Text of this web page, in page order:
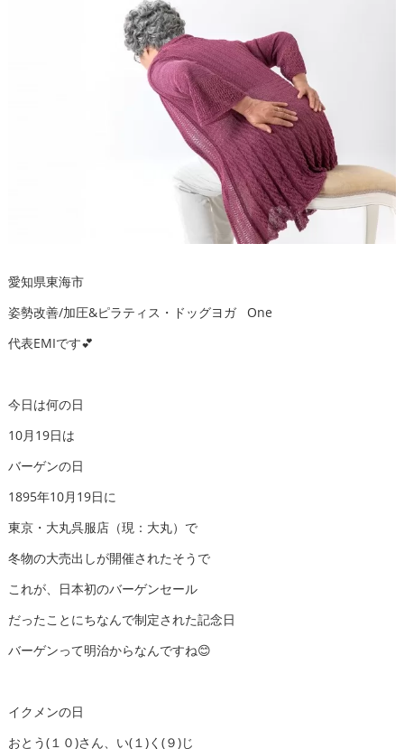
愛知県東海市
姿勢改善/加圧&ピラティス・ドッグヨガ One
代表EMIです💕
今日は何の日
10月19日は
バーゲンの日
1895年10月19日に
東京・大丸呉服店（現：大丸）で
冬物の大売出しが開催されたそうで
これが、日本初のバーゲンセール
だったことにちなんで制定された記念日
バーゲンって明治からなんですね😊
イクメンの日
おとう(１０)さん、い(１)く(９)じ